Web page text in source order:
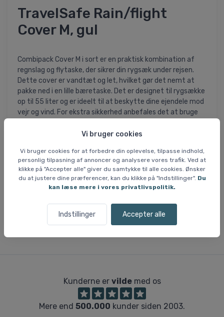
Vi bruger cookies
Vi bruger cookies for at forbedre din oplevelse, tilpasse indhold,
personlig tilpasning af annoncer og analysere vores trafik. Ved at
klikke på "Accepter alle" giver du samtykke til alle cookies. Ønsker
du at justere dine præferencer, kan du klikke på "Indstillinger". Du
kan læse mere i vores privatlivspolitik.
Indstillinger Accepter alle
TravelSafe Rain/flight
Cover M, gul
Combipack Cover M i sort er en praktisk kombination af
regnslag og flytaske, der sikrer din rygsæk under rejsen.
Dette cover er vandtæt og let, hvilket gør det nemt at
pakke ned i en lille bæretaske. Det er designet til rygsække
op til 55 liter og er ideelt til at beskytte dine ejendele mod
vejr og vind. For ekstra sikkerhed anbefales det at bruge
- Passer til rygsække op til 55 liter
- Vandtæt og letvægtsdesign
- Materiale: 210D ripstop poly
- Farve: Sort
- Dimensioner: 39 x 37 x 65 cm
Kunderne er vildemed os
Mere end 500.000 kunder siden 2003.